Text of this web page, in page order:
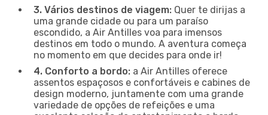
3. Vários destinos de viagem: Quer te dirijas a
uma grande cidade ou para um paraíso
escondido, a Air Antilles voa para imensos
destinos em todo o mundo. A aventura começa
no momento em que decides para onde ir!
4. Conforto a bordo: a Air Antilles oferece
assentos espaçosos e confortáveis e cabines de
design moderno, juntamente com uma grande
variedade de opções de refeições e uma